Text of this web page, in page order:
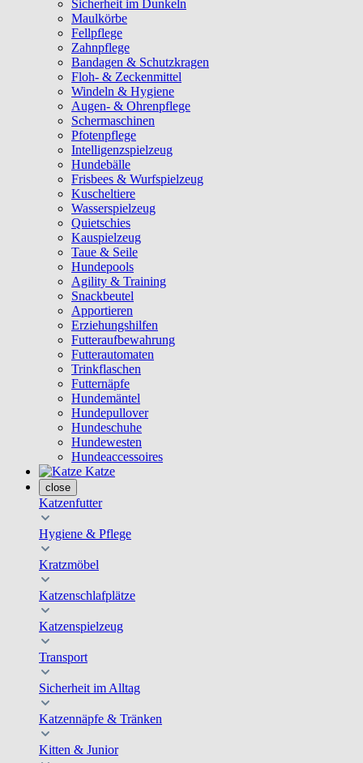
Sicherheit im Dunkeln
Maulkörbe
Fellpflege
Zahnpflege
Bandagen & Schutzkragen
Floh- & Zeckenmittel
Windeln & Hygiene
Augen- & Ohrenpflege
Schermaschinen
Pfotenpflege
Intelligenzspielzeug
Hundebälle
Frisbees & Wurfspielzeug
Kuscheltiere
Wasserspielzeug
Quietschies
Kauspielzeug
Taue & Seile
Hundepools
Agility & Training
Snackbeutel
Apportieren
Erziehungshilfen
Futteraufbewahrung
Futterautomaten
Trinkflaschen
Futternäpfe
Hundemäntel
Hundepullover
Hundeschuhe
Hundewesten
Hundeaccessoires
Katze
close
Katzenfutter
Hygiene & Pflege
Kratzmöbel
Katzenschlafplätze
Katzenspielzeug
Transport
Sicherheit im Alltag
Katzennäpfe & Tränken
Kitten & Junior